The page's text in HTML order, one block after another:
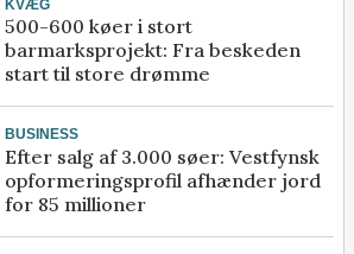
KVÆG
500-600 køer i stort
barmarksprojekt: Fra beskeden
start til store drømme
BUSINESS
Efter salg af 3.000 søer: Vestfynsk
opformeringsprofil afhænder jord
for 85 millioner